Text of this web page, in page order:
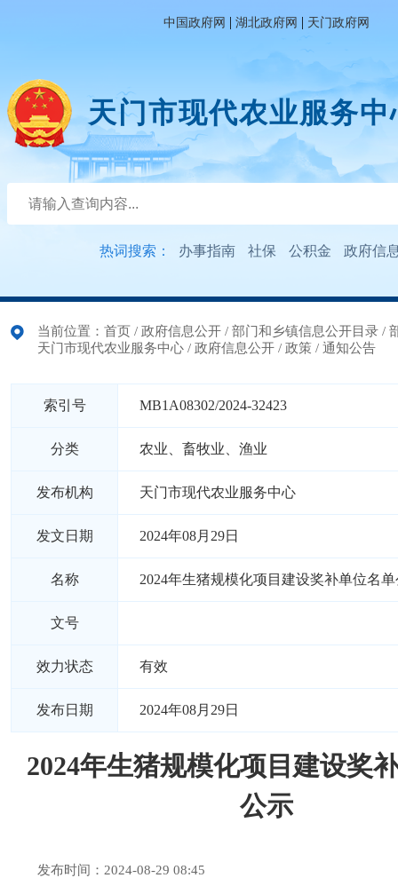
中国政府网 | 湖北政府网 | 天门政府网
天门市现代农业服务中
热词搜索： 办事指南 社保 公积金 政府信
当前位置： 首页 / 政府信息公开 / 部门和乡镇信息公开目录 /
天门市现代农业服务中心 / 政府信息公开 / 政策 / 通知公告
索引号 MB1A08302/2024-32423
分类 农业、畜牧业、渔业
发布机构 天门市现代农业服务中心
发文日期 2024年08月29日
名称 2024年生猪规模化项目建设奖补单位名
文号
效力状态 有效
发布日期 2024年08月29日
2024年生猪规模化项目建设奖
公示
发布时间：2024-08-29 08:45